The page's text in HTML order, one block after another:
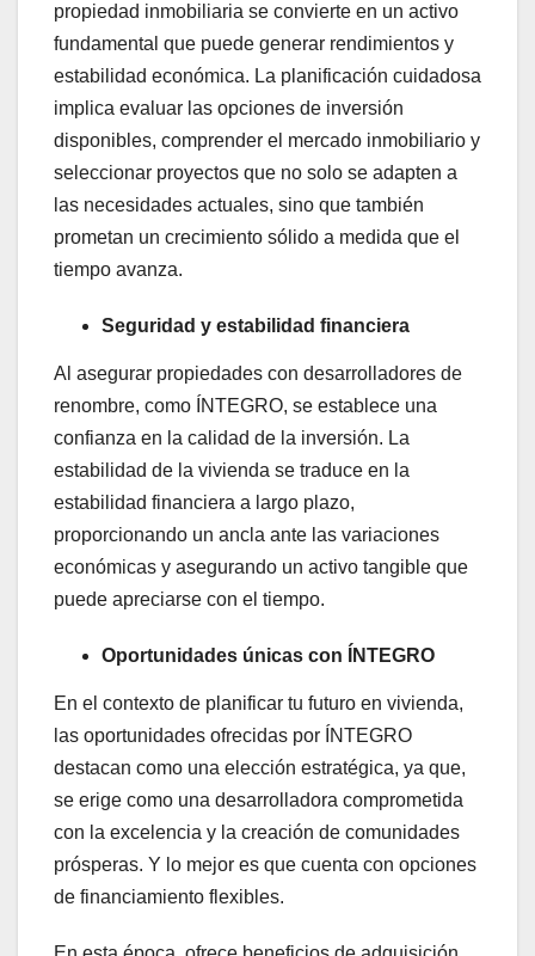
propiedad inmobiliaria se convierte en un activo
fundamental que puede generar rendimientos y
estabilidad económica. La planificación cuidadosa
implica evaluar las opciones de inversión
disponibles, comprender el mercado inmobiliario y
seleccionar proyectos que no solo se adapten a
las necesidades actuales, sino que también
prometan un crecimiento sólido a medida que el
tiempo avanza.
Seguridad y estabilidad financiera
Al asegurar propiedades con desarrolladores de
renombre, como ÍNTEGRO, se establece una
confianza en la calidad de la inversión. La
estabilidad de la vivienda se traduce en la
estabilidad financiera a largo plazo,
proporcionando un ancla ante las variaciones
económicas y asegurando un activo tangible que
puede apreciarse con el tiempo.
Oportunidades únicas con ÍNTEGRO
En el contexto de planificar tu futuro en vivienda,
las oportunidades ofrecidas por ÍNTEGRO
destacan como una elección estratégica, ya que,
se erige como una desarrolladora comprometida
con la excelencia y la creación de comunidades
prósperas. Y lo mejor es que cuenta con opciones
de financiamiento flexibles.